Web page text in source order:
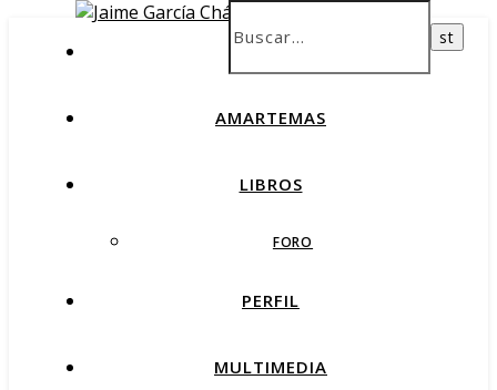
AMARTEMAS
LIBROS
FORO
PERFIL
MULTIMEDIA